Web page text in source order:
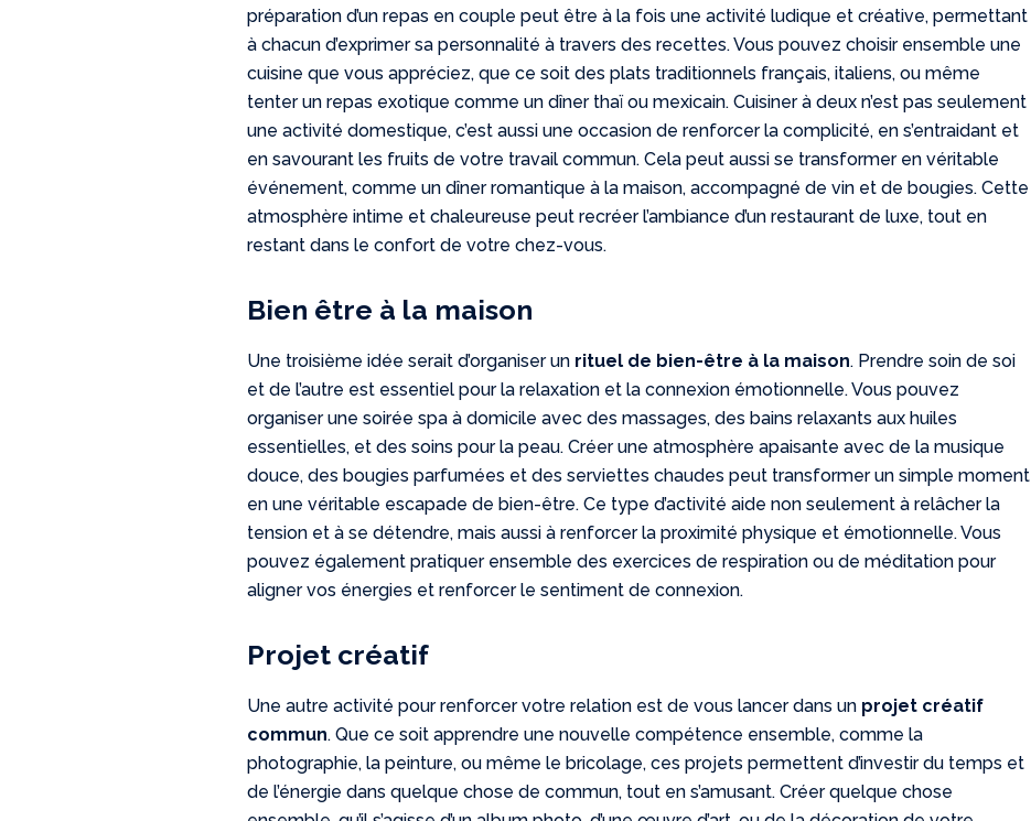
préparation d’un repas en couple peut être à la fois une activité ludique et créative, permettant
à chacun d’exprimer sa personnalité à travers des recettes. Vous pouvez choisir ensemble une
cuisine que vous appréciez, que ce soit des plats traditionnels français, italiens, ou même
tenter un repas exotique comme un dîner thaï ou mexicain. Cuisiner à deux n’est pas seulement
une activité domestique, c’est aussi une occasion de renforcer la complicité, en s’entraidant et
en savourant les fruits de votre travail commun. Cela peut aussi se transformer en véritable
événement, comme un dîner romantique à la maison, accompagné de vin et de bougies. Cette
atmosphère intime et chaleureuse peut recréer l’ambiance d’un restaurant de luxe, tout en
restant dans le confort de votre chez-vous.
Bien être à la maison
Une troisième idée serait d’organiser un rituel de bien-être à la maison. Prendre soin de soi
et de l’autre est essentiel pour la relaxation et la connexion émotionnelle. Vous pouvez
organiser une soirée spa à domicile avec des massages, des bains relaxants aux huiles
essentielles, et des soins pour la peau. Créer une atmosphère apaisante avec de la musique
douce, des bougies parfumées et des serviettes chaudes peut transformer un simple moment
en une véritable escapade de bien-être. Ce type d’activité aide non seulement à relâcher la
tension et à se détendre, mais aussi à renforcer la proximité physique et émotionnelle. Vous
pouvez également pratiquer ensemble des exercices de respiration ou de méditation pour
aligner vos énergies et renforcer le sentiment de connexion.
Projet créatif
Une autre activité pour renforcer votre relation est de vous lancer dans un projet créatif
commun. Que ce soit apprendre une nouvelle compétence ensemble, comme la
photographie, la peinture, ou même le bricolage, ces projets permettent d’investir du temps et
de l’énergie dans quelque chose de commun, tout en s’amusant. Créer quelque chose